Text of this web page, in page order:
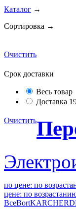
Каталог →
Сортировка →
Очистить
Срок доставки
Весь товар
Доставка
Очистить
по цене: по
цене: по
ВсеBortKARCHER